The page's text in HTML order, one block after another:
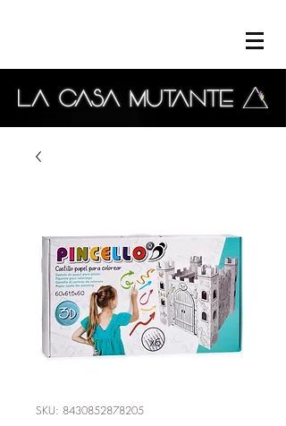
SKU: 8430852878205